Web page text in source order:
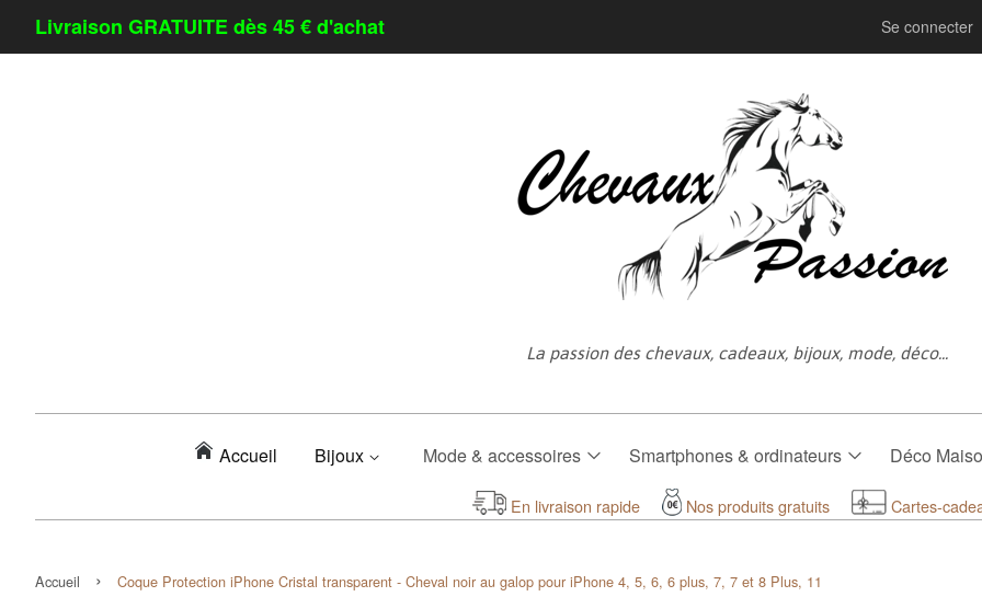
Livraison GRATUITE dès 45 € d'achat Se connecter
La passion des chevaux, cadeaux, bijoux, mode, déco...
Accueil Bijoux Mode & accessoires Smartphones & ordinateurs Déco
En livraison rapide Nos produits gratuits Cartes-
Accueil › Coque Protection iPhone Cristal transparent - Cheval noir au galop pour iPhone 4, 5, 6, 6 plus, 7, 7 et 8 Plus, 11